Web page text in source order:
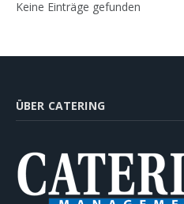
Keine Einträge gefunden
ÜBER CATERING